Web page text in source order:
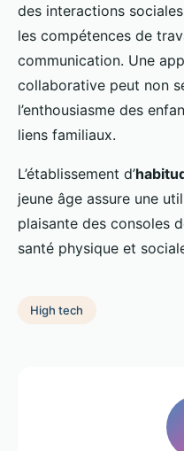
des interactions
les compétences de
communication. Une
collaborative peut non
l’enthousiasme des
liens familiaux.
L’établissement d’
jeune âge assure une
plaisante des consoles
santé physique et
High tech